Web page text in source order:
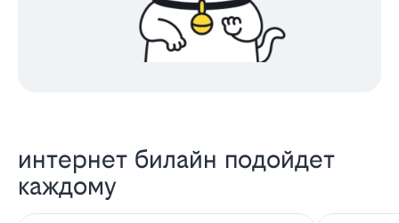
интернет билайн подойдет
каждому